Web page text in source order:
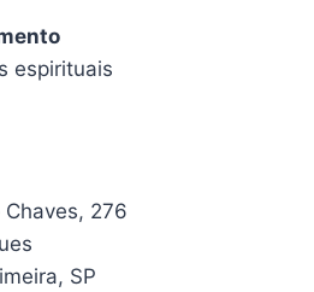
espirituais
Chaves, 276
SP